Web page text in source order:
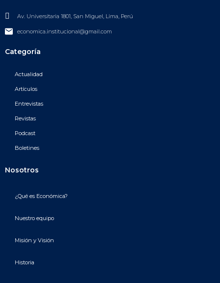
Av. Universitaria 1801, San Miguel, Lima, Perú
economica.institucional@gmail.com
Categoría
Actualidad
Artículos
Entrevistas
Revistas
Podcast
Boletines
Nosotros
¿Qué es Económica?
Nuestro equipo
Misión y Visión
Historia